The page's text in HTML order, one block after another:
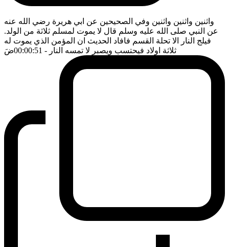
واثنين واثنين واثنين وفي الصحيحين عن ابي هريرة رضي الله عنه
عن النبي صلى الله عليه وسلم قال لا يموت لمسلم ثلاثة من الولد.
فيلج النار الا تحلة القسم فافاد الحديث ان المؤمن الذي يموت له
ثلاثة اولاد فيحتسب ويصبر لا تمسه النار - 00:00:51 ضَ